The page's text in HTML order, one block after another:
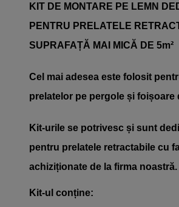
KIT DE MONTARE PE LEMN
PENTRU PRELATELE
SUPRAFAȚĂ MAI MICĂ DE 5m²
Cel mai adesea este folosit
prelatelor pe pergole și foișoare
Kit-urile se potrivesc și sunt
pentru prelatele retractabile cu
achiziționate de la firma noastră.
Kit-ul conține: